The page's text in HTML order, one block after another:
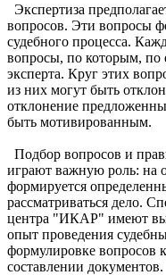
Экспертиза
вопросов. Эти вопросы
судебного процесса.
вопросы, по которым, по
эксперта. Круг этих
из них могут быть
отклонение
быть мотивированным.
Подбор вопросов и
играют важную роль: на
формируется
рассматриваться дело.
центра "ИКАР" имеют
опыт проведения
формулировке вопросов
составлении документов.